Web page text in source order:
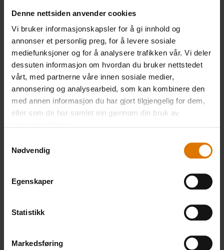
Denne nettsiden anvender cookies
Vi bruker informasjonskapsler for å gi innhold og
annonser et personlig preg, for å levere sosiale
mediefunksjoner og for å analysere trafikken vår. Vi deler
dessuten informasjon om hvordan du bruker nettstedet
vårt, med partnerne våre innen sosiale medier,
annonsering og analysearbeid, som kan kombinere den
med annen informasjon du har gjort tilgjengelig for dem,
eller som de har samlet inn gjennom din bruk av
Nødvendig
Egenskaper
Statistikk
Markedsføring
PRINT THIS LIST
Gjør det enkelt
Anbefalt tilbehør